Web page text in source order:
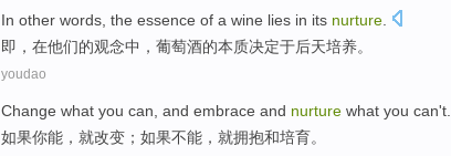
In other words, the essence of a wine lies in its nurture
即， 在他们的观念中， 葡萄酒的本质决定于后天培养。
youdao
Change what you can, and embrace and nurture what you can't.
如果你能 ，就改变 ；如果不能 ， 就拥抱和培育。